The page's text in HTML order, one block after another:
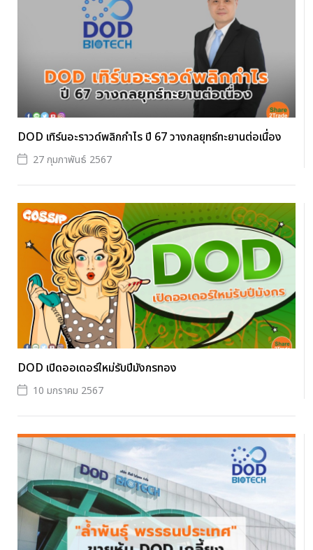
DOD เทิร์นอะราวด์พลิกกำไร ปี 67 วางกลยุทธ์ทะยานต่อเนื่อง
27 กุมภาพันธ์ 2567
DOD เปิดออเดอร์ใหม่รับปีมังกรทอง
10 มกราคม 2567